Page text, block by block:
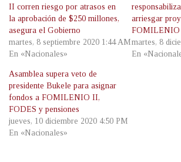
II corren riesgo por atrasos en
la aprobación de $250 millones,
asegura el Gobierno
martes, 8 septiembre 2020 1:44 AM
En «Nacionales»
arriesgar
martes, 8
En
Asamblea supera veto de
presidente Bukele para asignar
fondos a FOMILENIO II,
FODES y pensiones
jueves, 10 diciembre 2020 4:50 PM
En «Nacionales»